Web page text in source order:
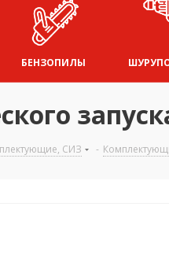
БЕНЗОПИЛЫ
СИЗ -